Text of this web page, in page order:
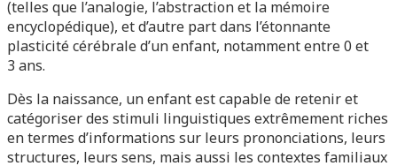
(telles que l’analogie, l’abstraction et la mémoire
encyclopédique), et d’autre part dans l’étonnante
plasticité cérébrale d’un enfant, notamment entre 0 et
3 ans.
Dès la naissance, un enfant est capable de retenir et
catégoriser des stimuli linguistiques extrêmement riches
en termes d’informations sur leurs prononciations, leurs
structures, leurs sens, mais aussi les contextes familiaux